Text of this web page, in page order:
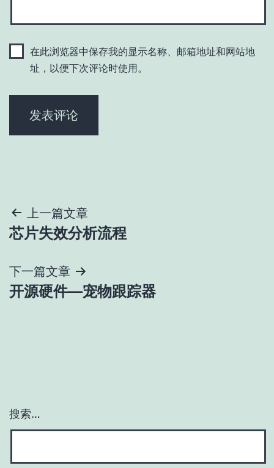
在此浏览器中保存我的显示名称、邮箱地址和网站地
址，以便下次评论时使用。
文
章
导
航
上一篇文章
芯片失效分析流程
下一篇文章
开源硬件—宠物跟踪器
搜索…